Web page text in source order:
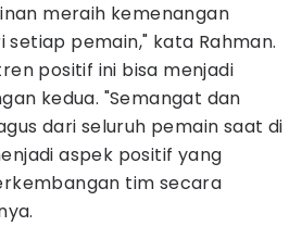
meraih kemenangan
pemain," kata Rahman.
positif ini bisa menjadi
kedua. "Semangat dan
dari seluruh pemain saat di
aspek positif yang
tim secara